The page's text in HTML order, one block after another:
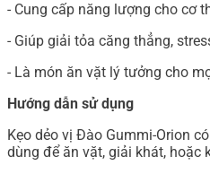
- Cung cấp năng lượng cho cơ
- Giúp giải tỏa căng thẳng,
- Là món ăn vặt lý tưởng cho
Hướng dẫn sử dụng
Kẹo dẻo vị Đào Gummi-Orion
dùng để ăn vặt, giải khát, hoặc